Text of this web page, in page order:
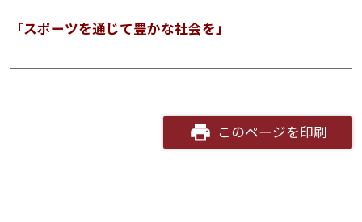
「スポーツを通じて豊かな社会を」
このページを印刷